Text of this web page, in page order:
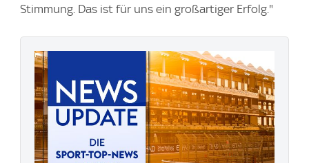
Stimmung. Das ist für uns ein großartiger Erfolg."